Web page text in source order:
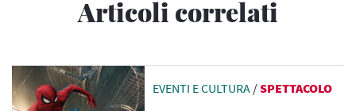
Articoli correlati
EVENTI E CULTURA /SPETTACOLO